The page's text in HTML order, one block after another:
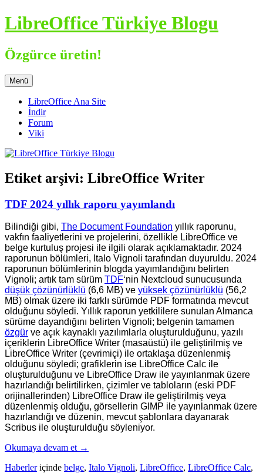
İçeriğe
atla
LibreOffice Türkiye Blogu
Özgürce üretin!
Menü
LibreOffice Ana Site
İndir
Forum
Viki
Etiket arşivi: LibreOffice Writer
TDF 2024 yıllık raporu yayımlandı
Bilindiği gibi, The Document Foundation yıllık raporunu,
vakfın faaliyetlerini ve projelerini, özellikle LibreOffice ve
belge kurtuluş projesi ile ilgili olarak açıklamaktadır. 2024
raporunun bölümleri, Italo Vignoli tarafından duyuruldu. 2024
raporunun bölümlerinin blogda yayımlandığını belirten
Vignoli; artık tam sürüm TDF‘nin Nextcloud sunucusunda
düşük çözünürlüklü (6,6 MB) ve yüksek çözünürlüklü (56,2
MB) olmak üzere iki farklı sürümde PDF formatında mevcut
olduğunu söyledi. Yıllık raporun yetkililere sunulan Almanca
sürüme dayandığını belirten Vignoli; belgenin tamamen
özgür ve açık kaynaklı yazılımlarla oluşturulduğunu, yazılı
içeriklerin LibreOffice Writer (masaüstü) ile geliştirilmiş ve
LibreOffice Writer (çevrimiçi) ile ortaklaşa düzenlenmiş
olduğunu söyledi; grafiklerin ise LibreOffice Calc ile
oluşturulduğunu ve LibreOffice Draw ile yayınlanmak üzere
hazırlandığı belirtilirken, çizimler ve tabloların (eski PDF
orijinallerinden) LibreOffice Draw ile geliştirilmiş veya
düzenlenmiş olduğu, görsellerin GIMP ile yayınlanmak üzere
hazırlandığı ve düzenin, mevcut şablonlara dayanarak
Scribus ile oluşturulduğu söyleniyor.
Okumaya devam et →
Haberleriçinde belge, Italo Vignoli, LibreOffice, LibreOffice Calc,